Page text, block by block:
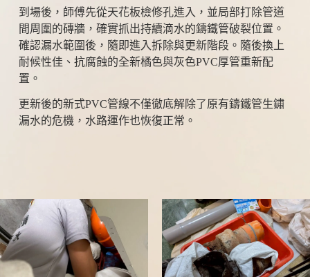
到場後，師傅先從天花板檢修孔進入，並局部打除管道
間周圍的磚牆，確實抓出持續滴水的鑄鐵管破裂位置。
確認漏水範圍後，隨即進入拆除與更新階段。隨後換上
耐候性佳、抗腐蝕的全新橘色與灰色PVC厚管重新配
置。
更新後的新式PVC管線不僅徹底解除了原有鑄鐵管生鏽
漏水的危機，水路運作也恢復正常。